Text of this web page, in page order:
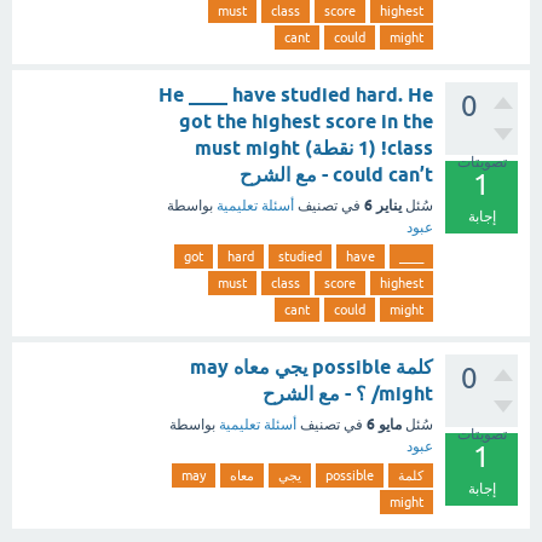
highest
score
class
must
might
could
cant
0
تصويتات
1
إجابة
He ____ have studied hard. He
got the highest score in the
class! (1 نقطة) must might
could can’t - مع الشرح
سُئل يناير 6 في تصنيف أسئلة تعليمية بواسطة
عبود
have
studied
hard
got
highest
score
class
must
might
could
cant
0
تصويتات
1
إجابة
كلمة possible يجي معاه may
/might ؟ - مع الشرح
سُئل مايو 6 في تصنيف أسئلة تعليمية بواسطة
عبود
كلمة possible يجي معاه
may
might